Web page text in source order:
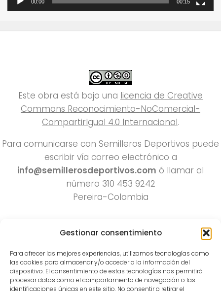
Gestionar consentimiento
Para ofrecer las mejores experiencias, utilizamos tecnologías como
las cookies para almacenar y/o acceder a la información del
dispositivo. El consentimiento de estas tecnologías nos permitirá
procesar datos como el comportamiento de navegación o las
identificaciones únicas en este sitio. No consentir o retirar el
00:00 00:15
Este obra está bajo una licencia de Creative
Commons Reconocimiento-NoComercial-
CompartirIgual 4.0 Internacional.
Para comunicarse con Semilleros Deportivos puede
escribir vía correo electrónico a
info@semillerosdeportivos.com ó llamar al
número 310 453 9242
Pereira-Colombia
Todos los derechos reservados 2022.